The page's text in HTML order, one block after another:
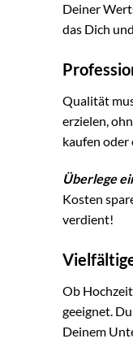
Deiner
das Dich
Qualität
erzielen,
kaufen oder
Überlege
Kosten
verdient!
Ob
geeignet.
Deinem